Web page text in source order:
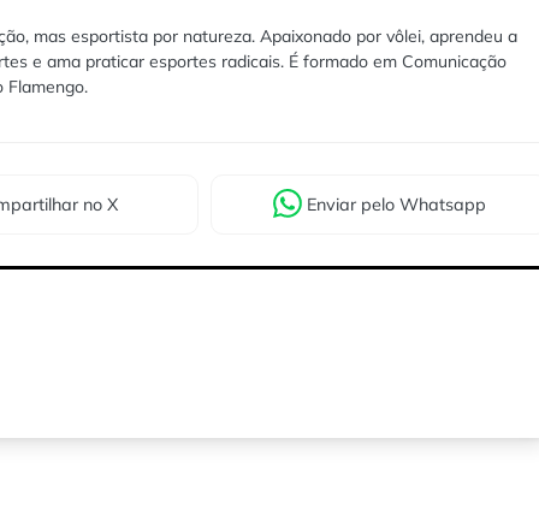
mas esportista por natureza. Apaixonado por vôlei, aprendeu a
e ama praticar esportes radicais. É formado em Comunicação
Flamengo.
no X Enviar pelo Whatsapp